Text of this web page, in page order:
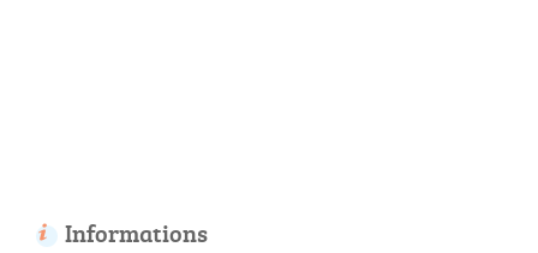
Informations